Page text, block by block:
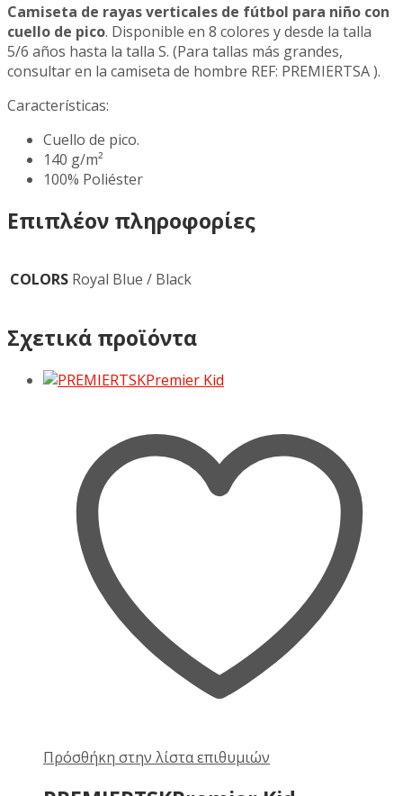
Camiseta de rayas verticales de fútbol para niño con
cuello de pico. Disponible en 8 colores y desde la talla
5/6 años hasta la talla S. (Para tallas más grandes,
consultar en la camiseta de hombre REF: PREMIERTSA ).
Características:
Cuello de pico.
140 g/m²
100% Poliéster
Επιπλέον πληροφορίες
COLORS Royal Blue / Black
Σχετικά προϊόντα
Πρόσθήκη στην λίστα επιθυμιών